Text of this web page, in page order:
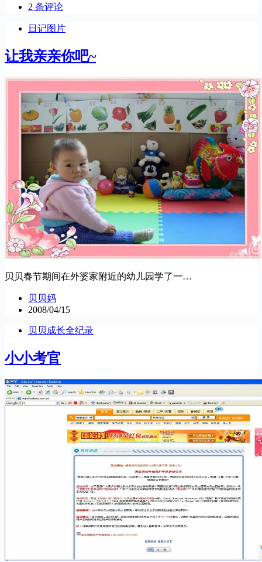
2 条评论
日记图片
让我亲亲你吧~
贝贝春节期间在外婆家附近的幼儿园学了一…
贝贝妈
2008/04/15
贝贝成长全纪录
小小考官